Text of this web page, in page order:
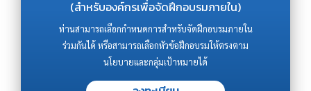
(สำหรับองค์กรเพื่อจัดฝึกอบรมภายใน)
ท่านสามารถเลือกกำหนดการสำหรับจัดฝึกอบรมภายใน
ร่วมกันได้ หรือสามารถเลือกหัวข้อฝึกอบรมให้ตรงตาม
นโยบายและกลุ่มเป้าหมายได้